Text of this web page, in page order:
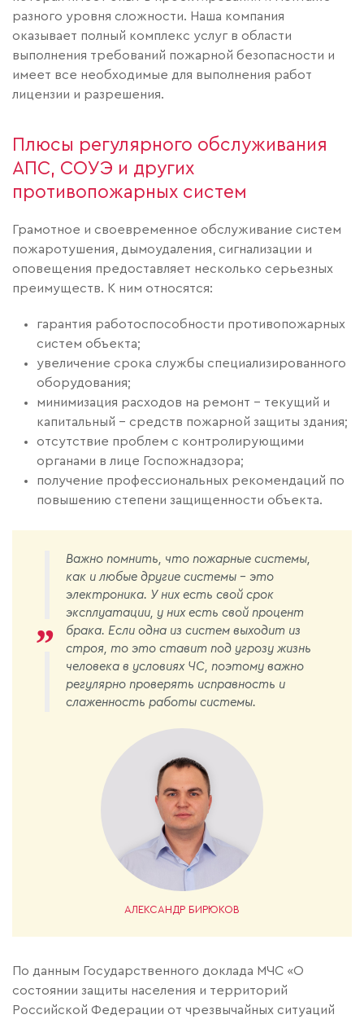
разного уровня сложности. Наша компания
оказывает полный комплекс услуг в области
выполнения требований пожарной безопасности и
имеет все необходимые для выполнения работ
лицензии и разрешения.
Плюсы регулярного обслуживания
АПС, СОУЭ и других
противопожарных систем
Грамотное и своевременное обслуживание систем
пожаротушения, дымоудаления, сигнализации и
оповещения предоставляет несколько серьезных
преимуществ. К ним относятся:
гарантия работоспособности противопожарных
систем объекта;
увеличение срока службы специализированного
оборудования;
минимизация расходов на ремонт – текущий и
капитальный – средств пожарной защиты здания;
отсутствие проблем с контролирующими
органами в лице Госпожнадзора;
получение профессиональных рекомендаций по
повышению степени защищенности объекта.
Важно помнить, что пожарные системы,
как и любые другие системы - это
электроника. У них есть свой срок
эксплуатации, у них есть свой процент
брака. Если одна из систем выходит из
строя, то это ставит под угрозу жизнь
человека в условиях ЧС, поэтому важно
регулярно проверять исправность и
слаженность работы системы.
АЛЕКСАНДР БИРЮКОВ
По данным Государственного доклада МЧС «О
состоянии защиты населения и территорий
Российской Федерации от чрезвычайных ситуаций